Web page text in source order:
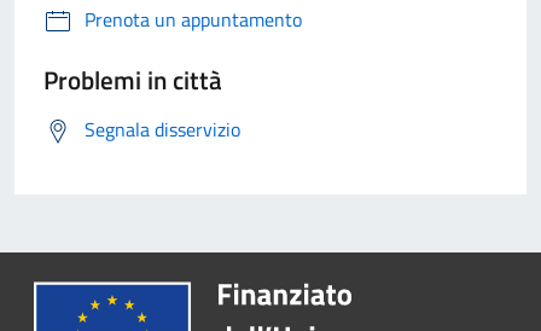
Prenota un appuntamento
Problemi in città
Segnala disservizio